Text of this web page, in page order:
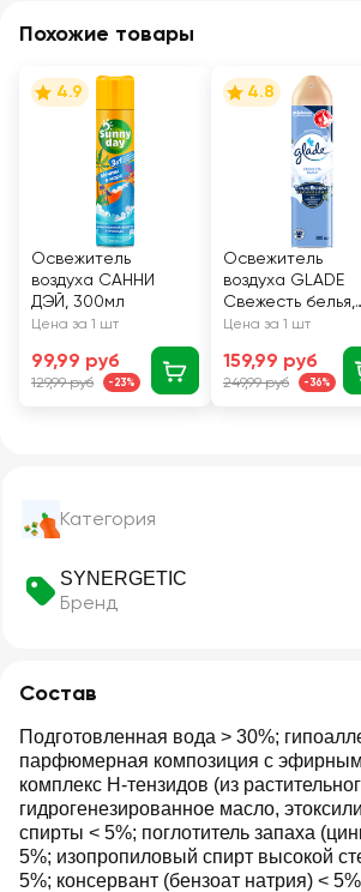
Категория
SYNERGETIC
Бренд
Состав
Подготовленная вода > 30%;
парфюмерная композиция с
комплекс Н-тензидов (из
гидрогенезированное масло,
спирты < 5%; поглотитель запаха
5%; изопропиловый спирт высокой
5%; консервант (бензоат натрия) <
Похожие товары
4.9
Освежитель
воздуха САННИ
ДЭЙ, 300мл
Цена за 1 шт
99,99 руб
129,99 руб -23%
4.8
Освежитель
воздуха GLADE
Свежесть белья,
300мл
Цена за 1 шт
159,99 руб
249,99 руб -36%